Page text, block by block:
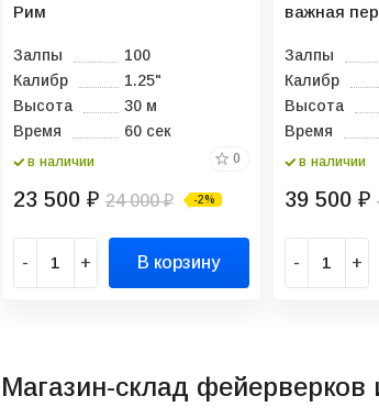
Рим
Залпы
100
Калибр
1.25"
Высота
30 м
Время
60 сек
в наличии 0
23 500 ₽ 24 000₽ -2%
- + В корзину
важная
Залпы
Калибр
Высота
Время
в наличии
39 500 ₽
- +
Магазин-склад фейерверков